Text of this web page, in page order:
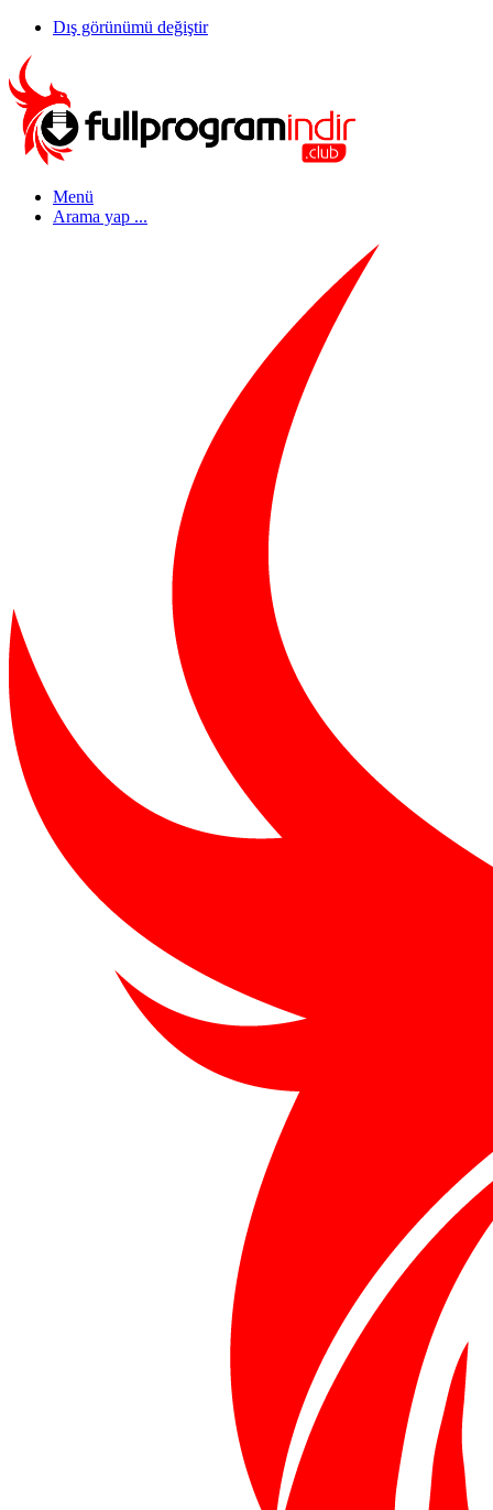
Dış görünümü değiştir
Menü
Arama yap ...